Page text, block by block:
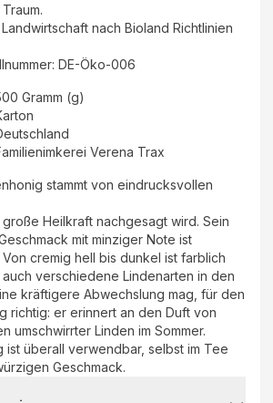
nach Bioland Richtlinien
DE-Öko-006
Gramm (g)
Verena Trax
stammt von eindrucksvollen
große Heilkraft nachgesagt wird. Sein
mit minziger Note ist
cremig hell bis dunkel ist farblich
verschiedene Lindenarten in den
kräftigere Abwechslung mag, für den
richtig: er erinnert an den Duft von
umschwirrter Linden im Sommer.
ist überall verwendbar, selbst im Tee
Geschmack.